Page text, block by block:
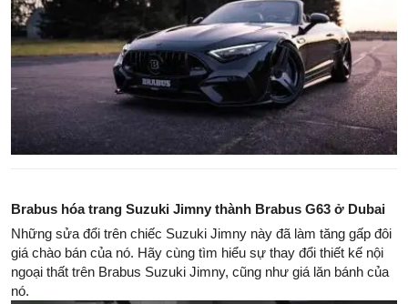
Brabus hóa trang Suzuki Jimny thành Brabus G63 ở Dubai
Những sửa đổi trên chiếc Suzuki Jimny này đã làm tăng gấp đôi
giá chào bán của nó. Hãy cùng tìm hiểu sự thay đổi thiết kế nội
ngoại thất trên Brabus Suzuki Jimny, cũng như giá lăn bánh của
nó.